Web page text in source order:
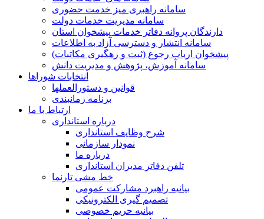
سامانه راهبری میز خدمت حضوری
سامانه مدیریت خدمات دولت
دارندگان پروانه دفاتر خدمات پیشخوان استان
سامانه انتشار و دسترسی آزاد به اطلاعات
پیشخوان ارباب رجوع (ثبت و رهگیری مکاتبات)
سامانه آموزش، پژوهش و مدیریت دانش
انتخابات شوراها
قوانین و دستورالعملها
برنامه زمانبندی
ارتباط با ما
درباره استانداری
شرح وظایف استانداری
نمودار سازمانی
درباره ما
تلفن دفاتر مدیران استانداری
خط مشی تارنما
بیانیه راهبرد مشارکت عمومی
تصمیم گیری الکترونیکی
بیانیه حریم خصوصی